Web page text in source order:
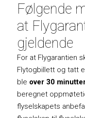
Følgende
at
gjeldende
For at Flygarantien
Flytogbillett og tatt
ble over 30
beregnet
flyselskapets